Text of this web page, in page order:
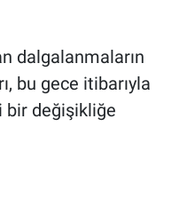
dalgalanmaların
bu gece itibarıyla
bir değişikliğe